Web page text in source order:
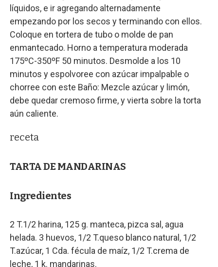
líquidos, e ir agregando alternadamente
empezando por los secos y terminando con ellos.
Coloque en tortera de tubo o molde de pan
enmantecado. Horno a temperatura moderada
175ºC-350ºF 50 minutos. Desmolde a los 10
minutos y espolvoree con azúcar impalpable o
chorree con este Baño: Mezcle azúcar y limón,
debe quedar cremoso firme, y vierta sobre la torta
aún caliente.
receta
TARTA DE MANDARINAS
Ingredientes
2 T.1/2 harina, 125 g. manteca, pizca sal, agua
helada. 3 huevos, 1/2 T.queso blanco natural, 1/2
T.azúcar, 1 Cda. fécula de maíz, 1/2 T.crema de
leche, 1 k. mandarinas.